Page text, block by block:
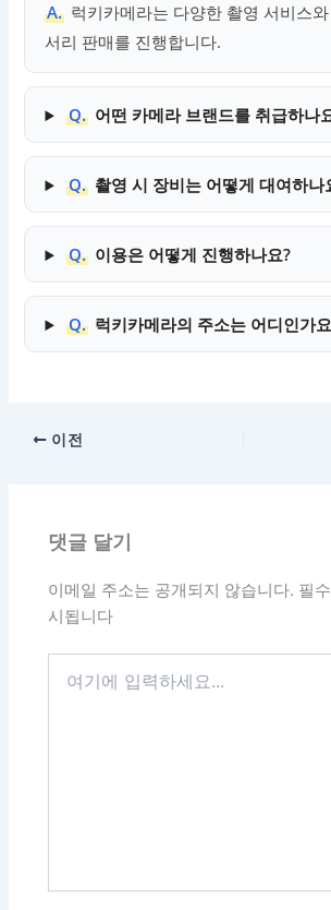
A. 럭키카메라는 다양한 촬영 서비스
서리 판매를 진행합니다.
Q. 어떤 카메라 브랜드를 취급하나
Q. 촬영 시 장비는 어떻게 대여하나
Q. 이용은 어떻게 진행하나요?
Q. 럭키카메라의 주소는 어디인가
이전
댓글 달기
이메일 주소는 공개되지 않습니다. 필
시됩니다